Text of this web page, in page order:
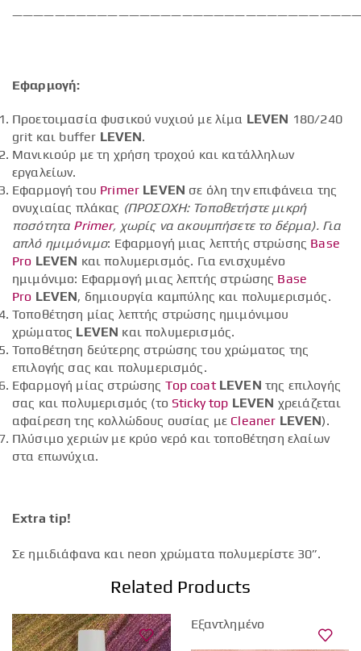
Εφαρμογή:
Προετοιμασία φυσικού νυχιού με λίμα LEVEN 180/240
grit και buffer LEVEN.
Μανικιούρ με τη χρήση τροχού και κατάλληλων
εργαλείων.
Εφαρμογή του Primer LEVEN σε όλη την επιφάνεια της
ονυχιαίας πλάκας (ΠΡΟΣΟΧΗ: Τοποθετήστε μικρή
ποσότητα Primer, χωρίς να ακουμπήσετε το δέρμα).Για
απλό ημιμόνιμο: Εφαρμογή μιας λεπτής στρώσης Base
Pro LEVEN και πολυμερισμός. Για ενισχυμένο
ημιμόνιμο: Εφαρμογή μιας λεπτής στρώσης Base
Pro LEVEN, δημιουργία καμπύλης και πολυμερισμός.
Τοποθέτηση μίας λεπτής στρώσης ημιμόνιμου
χρώματος LEVEN και πολυμερισμός.
Τοποθέτηση δεύτερης στρώσης του χρώματος της
επιλογής σας και πολυμερισμός.
Εφαρμογή μίας στρώσης Top coat LEVEN της επιλογής
σας και πολυμερισμός (το Sticky top LEVEN χρειάζεται
αφαίρεση της κολλώδους ουσίας με Cleaner LEVEN).
Πλύσιμο χεριών με κρύο νερό και τοποθέτηση ελαίων
στα επωνύχια.
Extra tip!
Σε ημιδιάφανα και neon χρώματα πολυμερίστε 30”.
Related Products
Εξαντλημένο